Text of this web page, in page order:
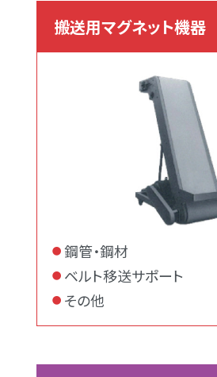
搬送用マグネット機器
鋼管・鋼材
ベルト移送サポート
その他